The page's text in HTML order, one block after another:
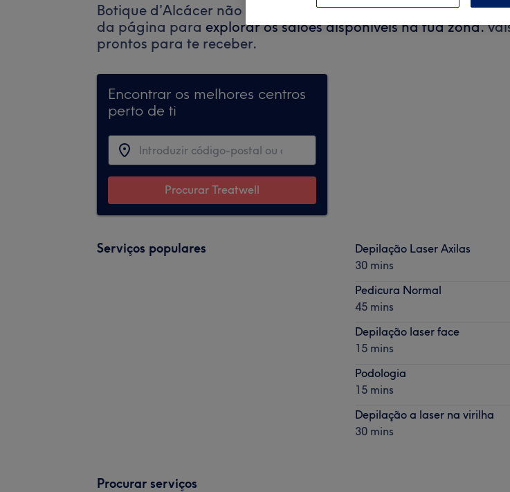
Botique d'Alcácer não aceita marcações através da Treatwell
da página para explorar os salões disponíveis na tua zona.
prontos para te receber.
Encontrar os melhores centros
perto de ti
Procurar Treatwell
Serviços populares
Depilação Laser Axilas
30 mins
Pedicura Normal
45 mins
Depilação laser face
15 mins
Podologia
15 mins
Depilação a laser na virilha
30 mins
Procurar serviços